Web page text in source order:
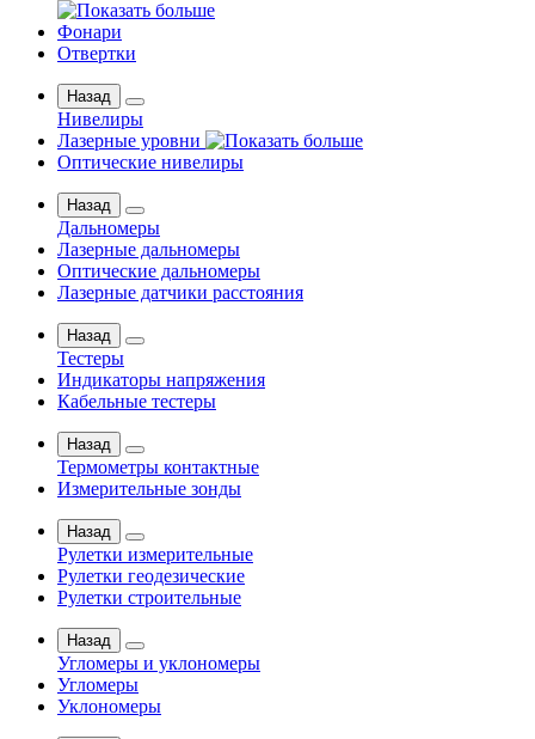
Фонари
Отвертки
Назад
Нивелиры
Лазерные уровни
Оптические нивелиры
Назад
Дальномеры
Лазерные дальномеры
Оптические дальномеры
Лазерные датчики расстояния
Назад
Тестеры
Индикаторы напряжения
Кабельные тестеры
Назад
Термометры контактные
Измерительные зонды
Назад
Рулетки измерительные
Рулетки геодезические
Рулетки строительные
Назад
Угломеры и уклономеры
Угломеры
Уклономеры